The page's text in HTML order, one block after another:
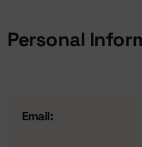
Personal
Email: